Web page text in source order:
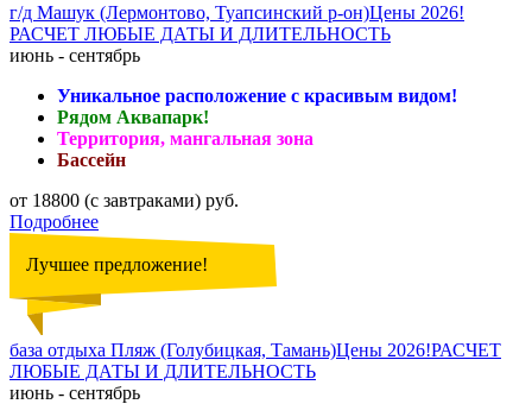
г/д Машук (Лермонтово, Туапсинский р-он)Цены 2026!
РАСЧЕТ ЛЮБЫЕ ДАТЫ И ДЛИТЕЛЬНОСТЬ
июнь - сентябрь
Уникальное расположение с красивым видом!
Рядом Аквапарк!
Территория, мангальная зона
Бассейн
от 18800 (с завтраками) руб.
Подробнее
Лучшее предложение!
база отдыха Пляж (Голубицкая, Тамань)Цены 2026!РАСЧЕТ
ЛЮБЫЕ ДАТЫ И ДЛИТЕЛЬНОСТЬ
июнь - сентябрь